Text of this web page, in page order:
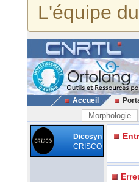
L'équipe
Accueil
Morphologie
Dicosyn
CRISCO